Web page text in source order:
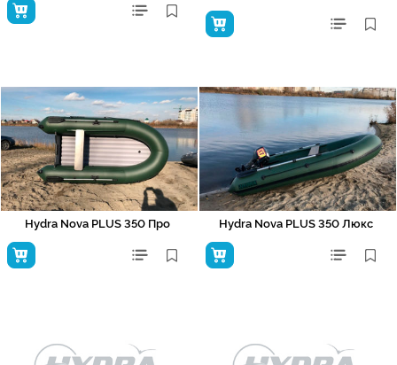
Hydra Nova PLUS 350 Про Hydra Nova PLUS 350 Люкс